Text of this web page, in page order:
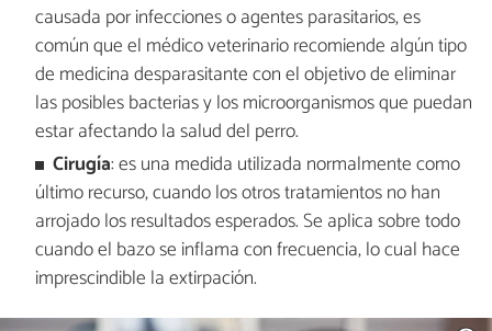
causada por infecciones o agentes parasitarios, es
común que el médico veterinario recomiende algún tipo
de medicina desparasitante con el objetivo de eliminar
las posibles bacterias y los microorganismos que puedan
estar afectando la salud del perro.
Cirugía: es una medida utilizada normalmente como
último recurso, cuando los otros tratamientos no han
arrojado los resultados esperados. Se aplica sobre todo
cuando el bazo se inflama con frecuencia, lo cual hace
imprescindible la extirpación.